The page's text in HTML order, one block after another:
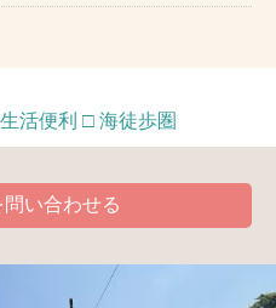
活便利 □ 海徒歩圏
い合わせる